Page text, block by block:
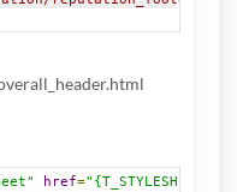
href=